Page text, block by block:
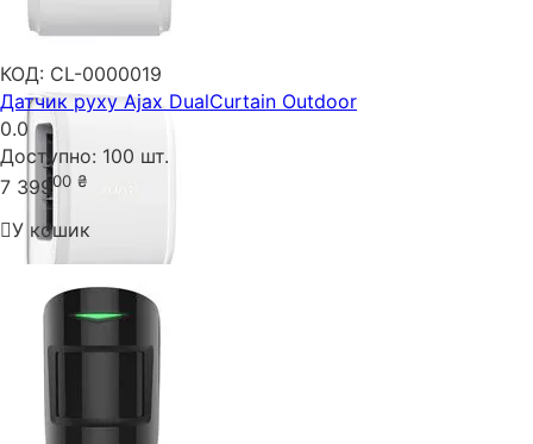
КОД: CL-0000019
Датчик руху Ajax DualCurtain Outdoor
0.0
Доступно: 100 шт.
7 39900 ₴
У кошик